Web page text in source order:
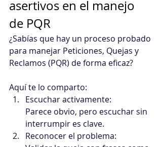
asertivos en el manejo
de PQR
¿Sabías que hay un proceso probado
para manejar Peticiones, Quejas y
Reclamos (PQR) de forma eficaz?
Aquí te lo comparto:
Escuchar activamente:
Parece obvio, pero escuchar sin
interrumpir es clave.
Reconocer el problema: